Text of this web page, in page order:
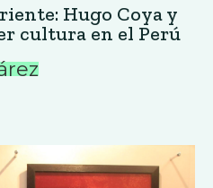
Hugo Coya y
cultura en el Perú